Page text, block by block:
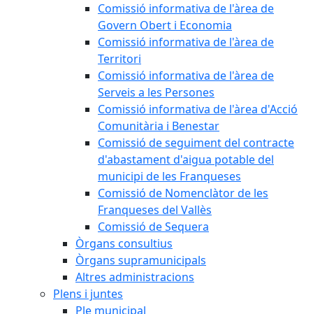
Comissió informativa de l'àrea de
Govern Obert i Economia
Comissió informativa de l'àrea de
Territori
Comissió informativa de l'àrea de
Serveis a les Persones
Comissió informativa de l'àrea d'Acció
Comunitària i Benestar
Comissió de seguiment del contracte
d'abastament d'aigua potable del
municipi de les Franqueses
Comissió de Nomenclàtor de les
Franqueses del Vallès
Comissió de Sequera
Òrgans consultius
Òrgans supramunicipals
Altres administracions
Plens i juntes
Ple municipal